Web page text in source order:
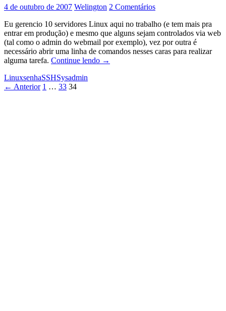
4 de outubro de 2007 Welington 2 Comentários
Eu gerencio 10 servidores Linux aqui no trabalho (e tem mais pra
entrar em produção) e mesmo que alguns sejam controlados via web
(tal como o admin do webmail por exemplo), vez por outra é
necessário abrir uma linha de comandos nesses caras para realizar
alguma tarefa. Continue lendo SSH
→
LinuxsenhaSSHSysadmin
Navegação
← Anterior 1 … 33 34